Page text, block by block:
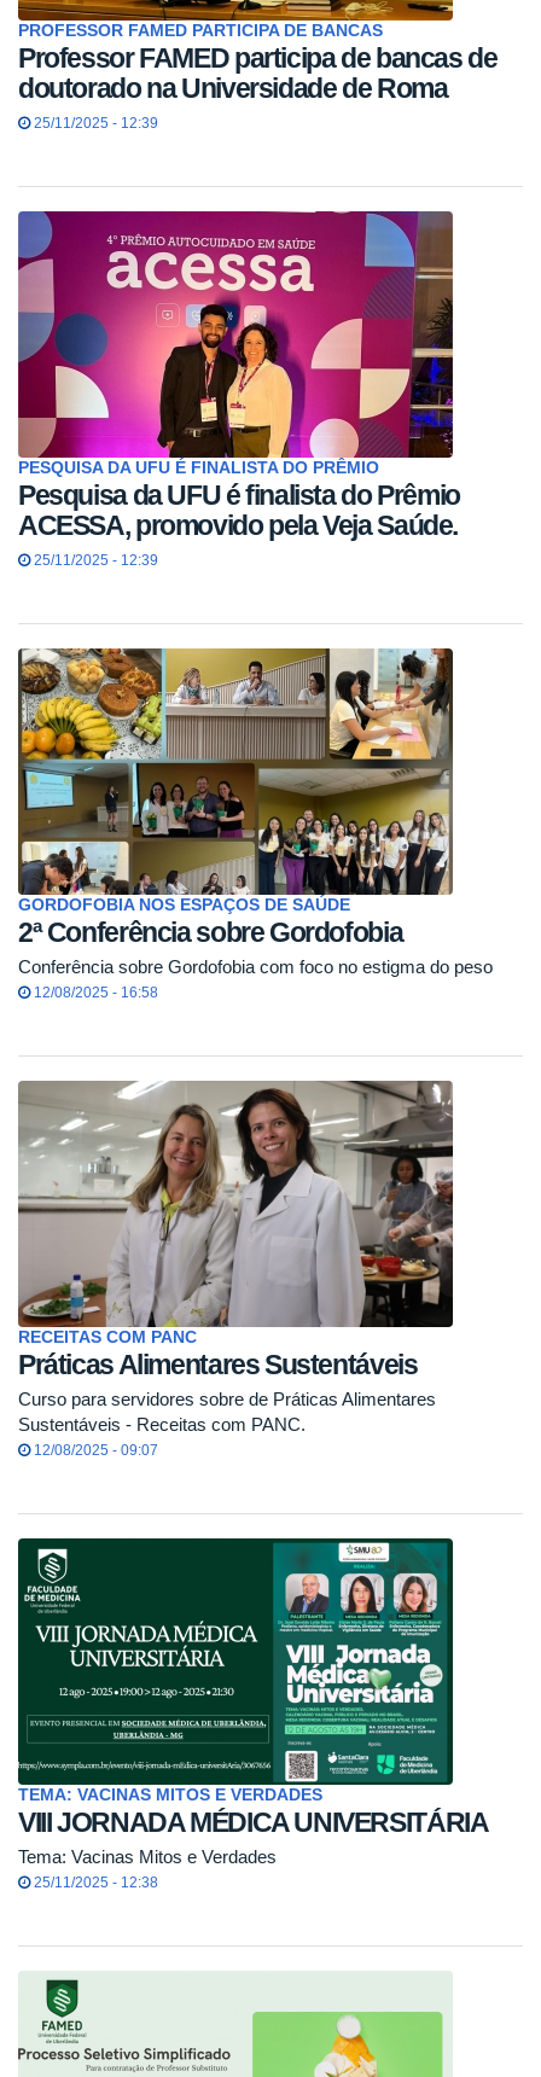
PROFESSOR FAMED PARTICIPA DE BANCAS
Professor FAMED participa de bancas de
doutorado na Universidade de Roma
25/11/2025 - 12:39
PESQUISA DA UFU É FINALISTA DO PRÊMIO
Pesquisa da UFU é finalista do Prêmio
ACESSA, promovido pela Veja Saúde.
25/11/2025 - 12:39
GORDOFOBIA NOS ESPAÇOS DE SAÚDE
2ª Conferência sobre Gordofobia
Conferência sobre Gordofobia com foco no estigma do peso
12/08/2025 - 16:58
RECEITAS COM PANC
Práticas Alimentares Sustentáveis
Curso para servidores sobre de Práticas Alimentares
Sustentáveis - Receitas com PANC.
12/08/2025 - 09:07
TEMA: VACINAS MITOS E VERDADES
VIII JORNADA MÉDICA UNIVERSITÁRIA
Tema: Vacinas Mitos e Verdades
25/11/2025 - 12:38